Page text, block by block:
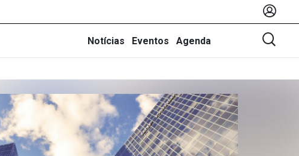
Notícias Eventos Agenda